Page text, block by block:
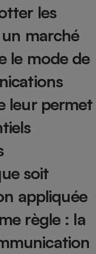
les
marché
le mode de
leur permet
soit
appliquée
règle : la
alimentaire
emprunteur
-
Lave-linge
Matelas
électrique
Antimoustique